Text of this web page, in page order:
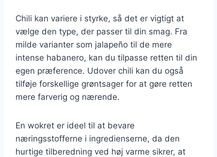
Chili kan variere i styrke, så det er vigtigt at
vælge den type, der passer til din smag. Fra
milde varianter som jalapeño til de mere
intense habanero, kan du tilpasse retten til din
egen præference. Udover chili kan du også
tilføje forskellige grøntsager for at gøre retten
mere farverig og nærende.
En wokret er ideel til at bevare
næringsstofferne i ingredienserne, da den
hurtige tilberedning ved høj varme sikrer, at